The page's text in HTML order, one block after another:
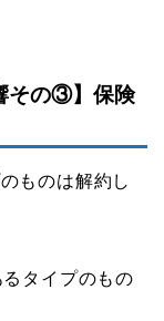
その③】保険
ものは解約し
タイプのもの